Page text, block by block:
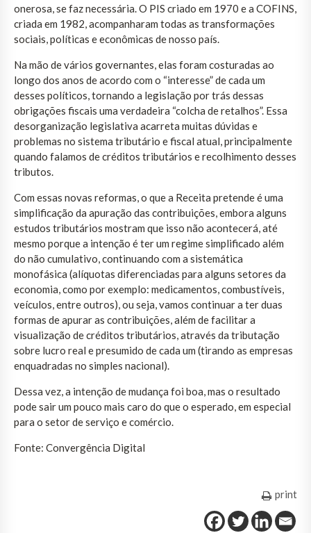
onerosa, se faz necessária. O PIS criado em 1970 e a COFINS,
criada em 1982, acompanharam todas as transformações
sociais, políticas e econômicas de nosso país.
Na mão de vários governantes, elas foram costuradas ao
longo dos anos de acordo com o “interesse” de cada um
desses políticos, tornando a legislação por trás dessas
obrigações fiscais uma verdadeira “colcha de retalhos”. Essa
desorganização legislativa acarreta muitas dúvidas e
problemas no sistema tributário e fiscal atual, principalmente
quando falamos de créditos tributários e recolhimento desses
tributos.
Com essas novas reformas, o que a Receita pretende é uma
simplificação da apuração das contribuições, embora alguns
estudos tributários mostram que isso não acontecerá, até
mesmo porque a intenção é ter um regime simplificado além
do não cumulativo, continuando com a sistemática
monofásica (alíquotas diferenciadas para alguns setores da
economia, como por exemplo: medicamentos, combustíveis,
veículos, entre outros), ou seja, vamos continuar a ter duas
formas de apurar as contribuições, além de facilitar a
visualização de créditos tributários, através da tributação
sobre lucro real e presumido de cada um (tirando as empresas
enquadradas no simples nacional).
Dessa vez, a intenção de mudança foi boa, mas o resultado
pode sair um pouco mais caro do que o esperado, em especial
para o setor de serviço e comércio.
Fonte: Convergência Digital
print